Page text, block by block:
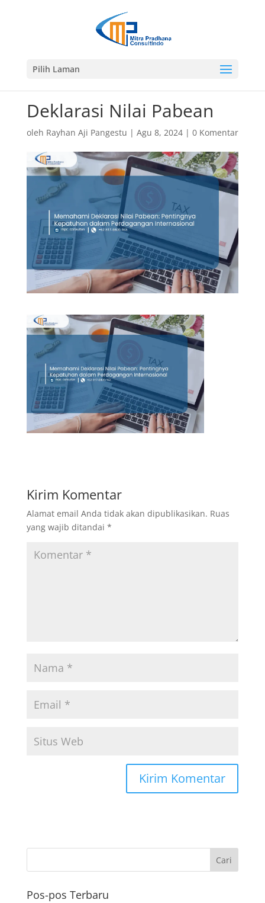
Pilih Laman
Deklarasi Nilai Pabean
oleh Rayhan Aji Pangestu | Agu 8, 2024| 0 Komentar
Kirim Komentar
Alamat email Anda tidak akan dipublikasikan. Ruas
yang wajib ditandai *
Pos-pos Terbaru